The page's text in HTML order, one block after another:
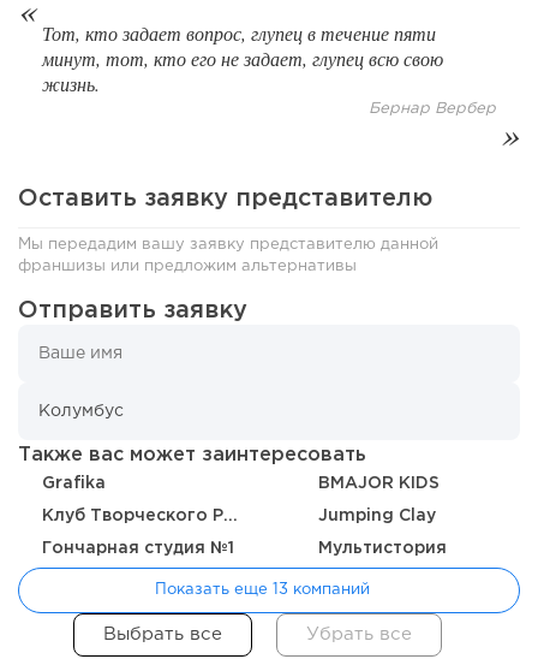
От стартапа за 30 тысяч рублей до бизнеса стоимостью
Тот, кто задает вопрос, глупец в течение пяти
минут, тот, кто его не задает, глупец всю свою
жизнь.
Бернар Вербер
Оставить заявку представителю
Мы передадим вашу заявку представителю данной
франшизы или предложим альтернативы
Отправить заявку
Также вас может заинтересовать
Grafika BMAJOR KIDS
Клуб Творческого Роста «Red OAK» Jumping Clay
Гончарная студия №1 Мультистория
Показать еще 13 компаний